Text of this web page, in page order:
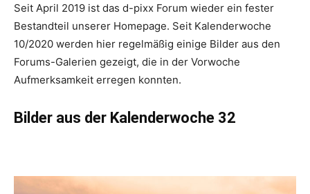
Seit April 2019 ist das d-pixx Forum wieder ein fester
Bestandteil unserer Homepage. Seit Kalenderwoche
10/2020 werden hier regelmäßig einige Bilder aus den
Forums-Galerien gezeigt, die in der Vorwoche
Aufmerksamkeit erregen konnten.
Bilder aus der Kalenderwoche 32